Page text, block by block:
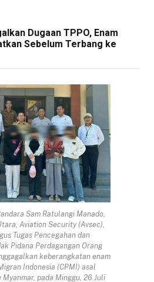
Dugaan TPPO, Enam
Sebelum Terbang ke
Sam Ratulangi Manado,
Aviation Security (Avsec),
Tugas Pencegahan dan
Pidana Perdagangan Orang
keberangkatan enam
Indonesia (CPMI) asal
pada Minggu, 26 Juli